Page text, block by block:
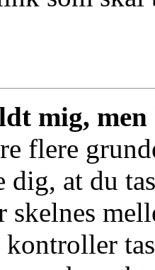
mig,
flere
dig, at du
skelnes
kontroller